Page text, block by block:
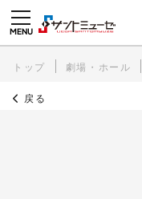
トップ 劇場・ホール
戻る